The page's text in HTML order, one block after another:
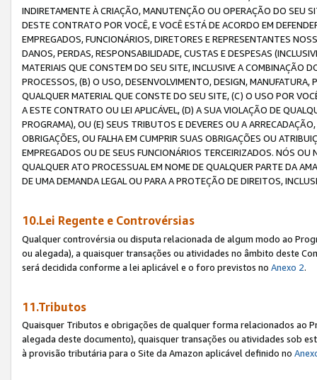
INDIRETAMENTE À CRIAÇÃO, MANUTENÇÃO OU OPERAÇÃO DO SEU
DESTE CONTRATO POR VOCÊ, E VOCÊ ESTÁ DE ACORDO EM
EMPREGADOS, FUNCIONÁRIOS, DIRETORES E REPRESENTANTES
DANOS, PERDAS, RESPONSABILIDADE, CUSTAS E DESPESAS
MATERIAIS QUE CONSTEM DO SEU SITE, INCLUSIVE A COMBINAÇÃO
PROCESSOS, (B) O USO, DESENVOLVIMENTO, DESIGN,
QUALQUER MATERIAL QUE CONSTE DO SEU SITE, (C) O USO POR
A ESTE CONTRATO OU LEI APLICÁVEL, (D) A SUA VIOLAÇÃO DE
PROGRAMA), OU (E) SEUS TRIBUTOS E DEVERES OU A
OBRIGAÇÕES, OU FALHA EM CUMPRIR SUAS OBRIGAÇÕES OU
EMPREGADOS OU DE SEUS FUNCIONÁRIOS TERCEIRIZADOS. NÓS
QUALQUER ATO PROCESSUAL EM NOME DE QUALQUER PARTE DA
DE UMA DEMANDA LEGAL OU PARA A PROTEÇÃO DE DIREITOS,
10.Lei Regente e Controvérsias
Qualquer controvérsia ou disputa relacionada de algum modo ao
ou alegada), a quaisquer transações ou atividades no âmbito deste
será decidida conforme a lei aplicável e o foro previstos no Anexo 2.
11.Tributos
Quaisquer Tributos e obrigações de qualquer forma relacionados ao
alegada deste documento), quaisquer transações ou atividades sob
à provisão tributária para o Site da Amazon aplicável definido no